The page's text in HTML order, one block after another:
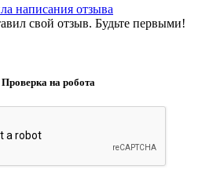
написания отзыва
свой отзыв. Будьте первыми!
Проверка на робота